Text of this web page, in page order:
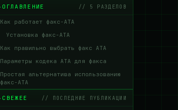
ОГЛАВЛЕНИЕ // 5 РАЗДЕЛОВ
Как работает факс-ATA
Установка факс-АТА
Как правильно выбрать факс АТА
Параметры кодека ATA для факса
Простая альтернатива использованию
факс-ATA
СВЕЖЕЕ // ПОСЛЕДНИЕ ПУБЛИКАЦИИ